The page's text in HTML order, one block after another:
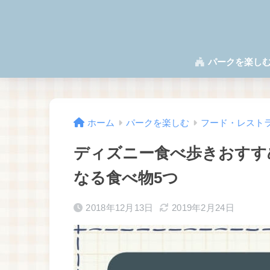
パークを楽し
ホーム パークを楽しむ フード・レスト
ディズニー食べ歩きおす
なる食べ物5つ
2018年12月13日 2019年2月24日